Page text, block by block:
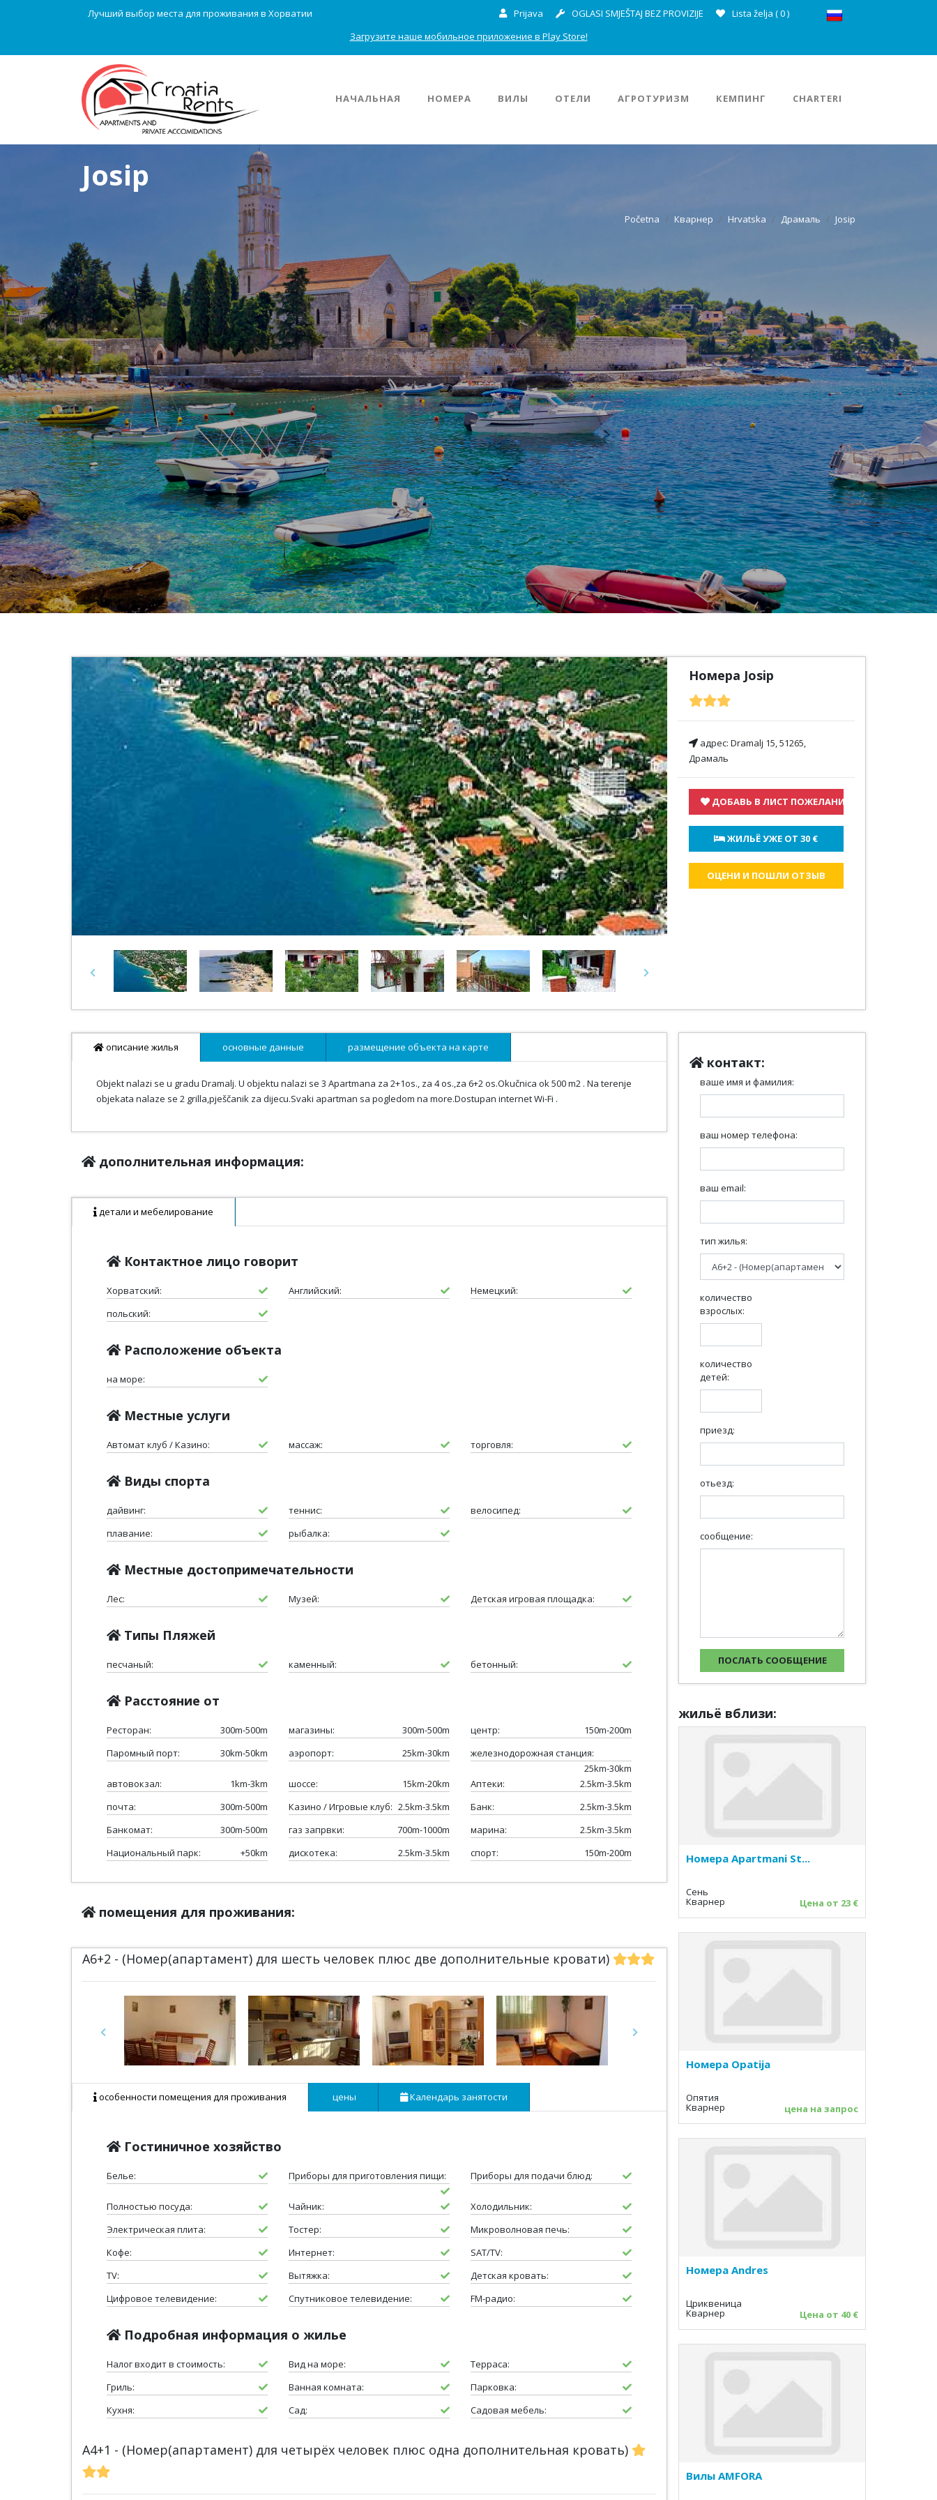
Лучший выбор места для проживания в Хорватии Prijava OGLASI SMJEŠTAJ BEZ PROVIZIJE Lista želja (0)
Загрузите наше мобильное приложение в Play Store!
НАЧАЛЬНАЯ НОМЕРА ВИЛЫ ОТЕЛИ АГРОТУРИЗМ КЕМПИНГ CHARTERI
Josip
Početna Кварнер Hrvatska Драмаль Josip
Previous Next
Номера Josip
адрес: Dramalj 15, 51265,
Драмаль
ДОБАВЬ В ЛИСТ ПОЖЕЛАНИЙ
ЖИЛЬЁ УЖЕ ОТ 30 €
ОЦЕНИ И ПОШЛИ ОТЗЫВ
описание жилья основные данные размещение объекта на карте
Objekt nalazi se u gradu Dramalj. U objektu nalazi se 3 Apartmana za 2+1os., za 4 os.,za 6+2 os.Okučnica ok 500 m2 . Na terenje
objekata nalaze se 2 grilla,pješčanik za dijecu.Svaki apartman sa pogledom na more.Dostupan internet Wi-Fi .
дополнительная информация:
детали и мебелирование
Контактное лицо говорит
Хорватский: Английский:
Немецкий:
польский:
Расположение объекта
на море:
Местные услуги
Автомат клуб / Казино: массаж: торговля:
Виды спорта
дайвинг: теннис:
велосипед:
плавание:
рыбалка:
Местные достопримечательности
Лес: Музей: Детская игровая площадка:
Типы Пляжей
песчаный: каменный: бетонный:
Расстояние от
Ресторан: 300m-500m магазины: 300m-500m центр:
150m-200m
Паромный порт:
30km-50km аэропорт: 25km-30km
железнодорожная станция:
25km-30km
автовокзал:
1km-3km шоссе: 15km-20km Аптеки:
2.5km-3.5km
почта:
300m-500m Казино / Игровые клуб: 2.5km-3.5km Банк:
2.5km-3.5km
Банкомат:
300m-500m газ запрвки: 700m-1000m марина:
2.5km-3.5km
Национальный парк:
+50km дискотека: 2.5km-3.5km спорт: 150m-200m
помещения для проживания:
A6+2 - (Номер(апартамент) для шесть человек плюс две дополнительные кровати)
Previous Next
особенности помещения для проживания цены Календарь занятости
Гостиничное хозяйство
Белье: Приборы для приготовления пищи: Приборы для подачи блюд:
Полностью посуда: Чайник:
Холодильник:
Электрическая плита:
Тостер:
Микроволновая печь:
Кофе:
Интернет:
SAT/TV:
TV:
Вытяжка:
Детская кровать:
Цифровое телевидение:
Спутниковое телевидение: FM-радио:
Подробная информация о жилье
Налог входит в стоимость: Вид на море:
Терраса:
Гриль:
Ванная комната:
Парковка:
Кухня:
Сад: Садовая мебель:
A4+1 - (Номер(апартамент) для четырёх человек плюс одна дополнительная кровать)
контакт:
ваше имя и фамилия:
ваш номер телефона:
ваш email:
тип жилья:
количество
взрослых:
количество
детей:
приезд:
отьезд:
сообщение:
жильё вблизи:
Номера Apartmani St...
Сень
Кварнер Цена от 23 €
Номера Opatija
Опятия
Кварнер цена на запрос
Номера Andres
Цриквеница
Кварнер Цена от 40 €
Вилы AMFORA